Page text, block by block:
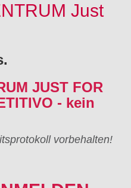
Just
JUST FOR
- kein
vorbehalten!